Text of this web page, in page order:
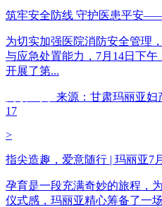
筑牢安全防线 守护医患平安
为切实加强医院消防安全管理
与应急处置能力，7月14日下
开展了第...
来源：甘肃玛丽亚
17
>
指尖造趣，爱意随行 | 玛丽亚7
孕育是一段充满奇妙的旅程，
仪式感，玛丽亚精心筹备了一